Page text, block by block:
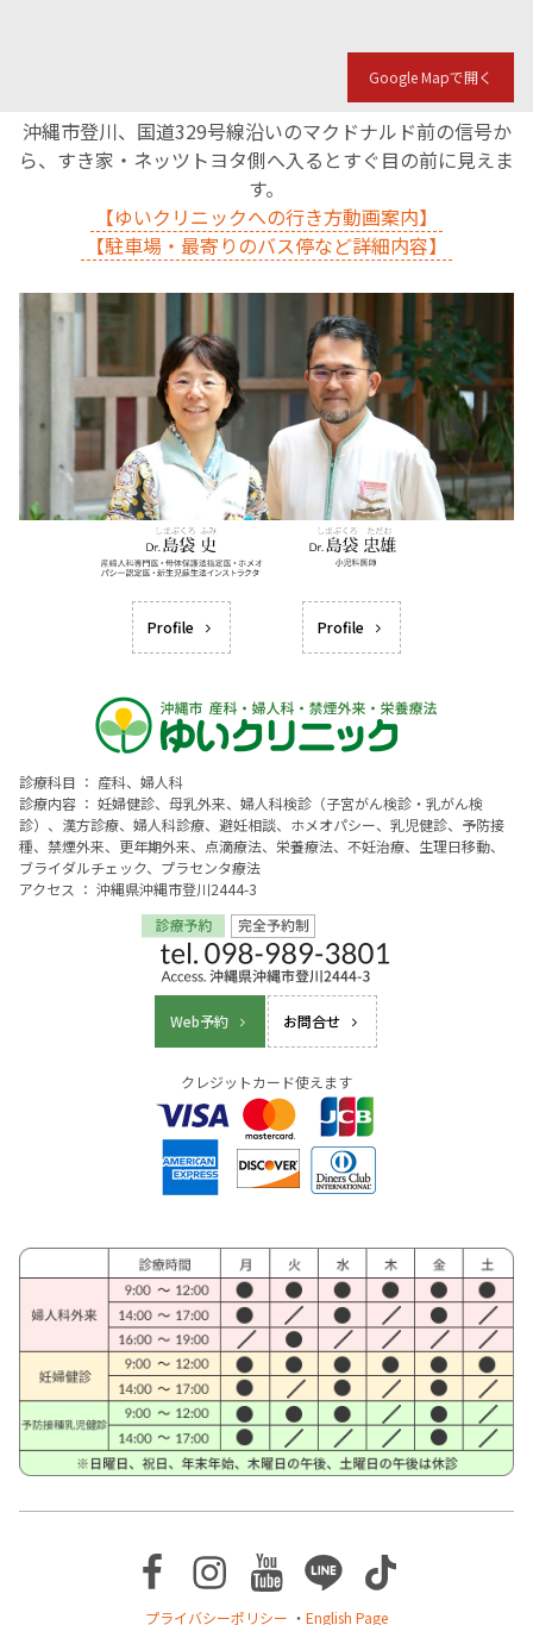
Google Mapで開く
沖縄市登川、国道329号線沿いのマクドナルド前の信号か
ら、すき家・ネッツトヨタ側へ入るとすぐ目の前に見えま
す。
【ゆいクリニックへの行き方動画案内】
【駐車場・最寄りのバス停など詳細内容】
Profile Profile
診療科目 ： 産科、婦人科
診療内容 ： 妊婦健診、母乳外来、婦人科検診（子宮がん検診・乳がん検
診）、漢方診療、婦人科診療、避妊相談、ホメオパシー、乳児健診、予防接
種、禁煙外来、更年期外来、点滴療法、栄養療法、不妊治療、生理日移動、
ブライダルチェック、プラセンタ療法
アクセス ： 沖縄県沖縄市登川2444-3
Web予約 お問合せ
クレジットカード使えます
Facebook
Instagram
Youtube
LineTikTok
プライバシーポリシー ・ English Page